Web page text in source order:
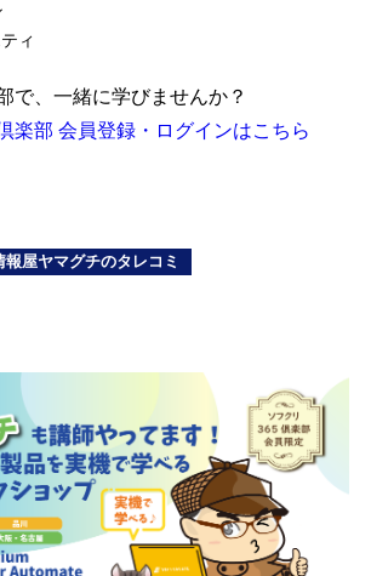
ィ
で、一緒に学びませんか？
楽部 会員登録・ログインはこちら
報屋ヤマグチのタレコミ